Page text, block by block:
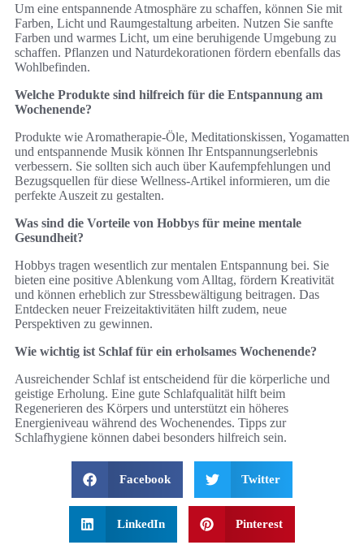
Um eine entspannende Atmosphäre zu schaffen, können Sie mit
Farben, Licht und Raumgestaltung arbeiten. Nutzen Sie sanfte
Farben und warmes Licht, um eine beruhigende Umgebung zu
schaffen. Pflanzen und Naturdekorationen fördern ebenfalls das
Wohlbefinden.
Welche Produkte sind hilfreich für die Entspannung am
Wochenende?
Produkte wie Aromatherapie-Öle, Meditationskissen, Yogamatten
und entspannende Musik können Ihr Entspannungserlebnis
verbessern. Sie sollten sich auch über Kaufempfehlungen und
Bezugsquellen für diese Wellness-Artikel informieren, um die
perfekte Auszeit zu gestalten.
Was sind die Vorteile von Hobbys für meine mentale
Gesundheit?
Hobbys tragen wesentlich zur mentalen Entspannung bei. Sie
bieten eine positive Ablenkung vom Alltag, fördern Kreativität
und können erheblich zur Stressbewältigung beitragen. Das
Entdecken neuer Freizeitaktivitäten hilft zudem, neue
Perspektiven zu gewinnen.
Wie wichtig ist Schlaf für ein erholsames Wochenende?
Ausreichender Schlaf ist entscheidend für die körperliche und
geistige Erholung. Eine gute Schlafqualität hilft beim
Regenerieren des Körpers und unterstützt ein höheres
Energieniveau während des Wochenendes. Tipps zur
Schlafhygiene können dabei besonders hilfreich sein.
Facebook Twitter
LinkedIn Pinterest